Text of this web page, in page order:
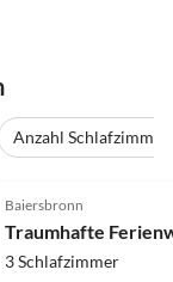
Anzahl Schlafzimmer
Baiersbronn
3 Schlafzimmer